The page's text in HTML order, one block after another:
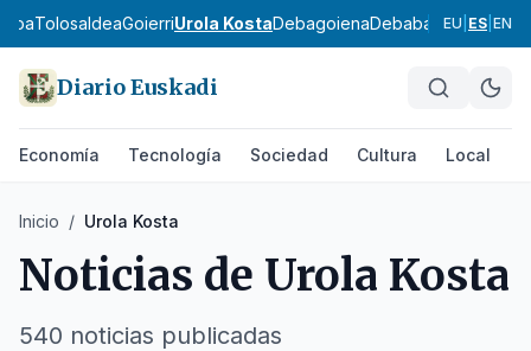
TolosaldeaGoierriUrola KostaDebagoienaDebabarrenaGran
EU ES EN
Diario Euskadi
Economía Tecnología Sociedad Cultura Local
Inicio / Urola Kosta
Noticias de Urola Kosta
540 noticias publicadas